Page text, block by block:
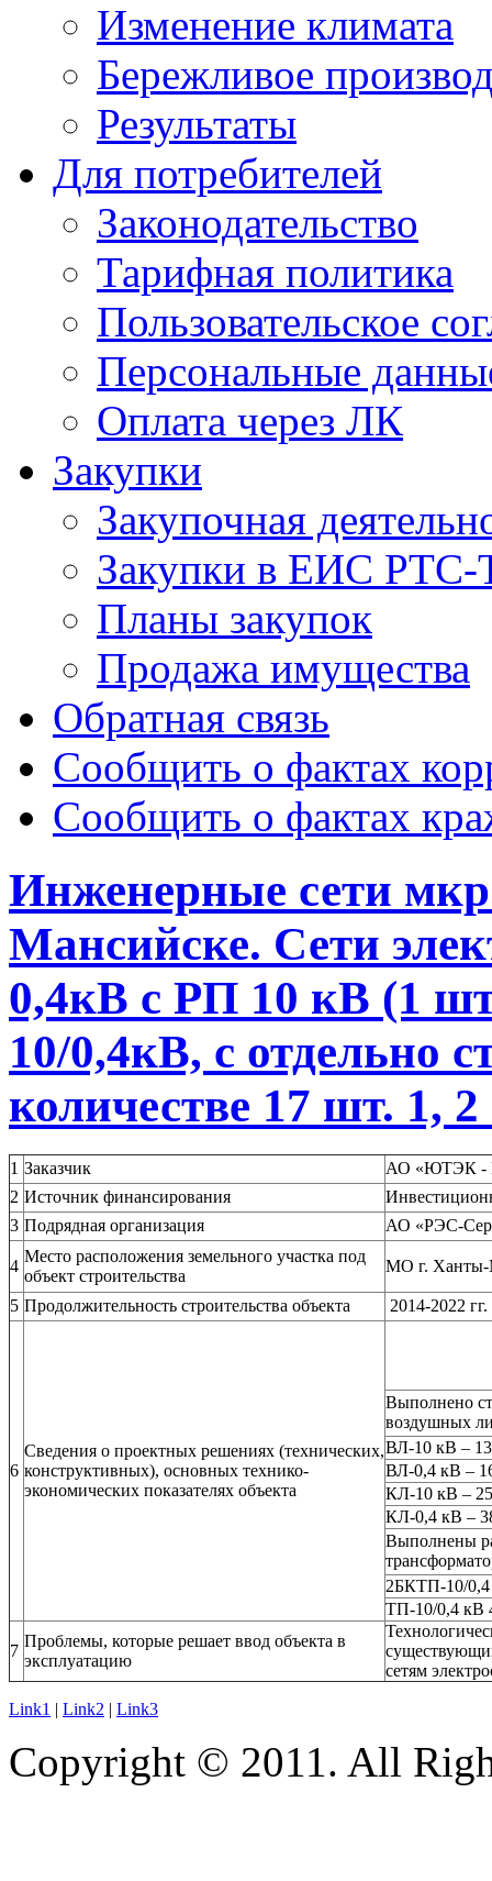
Изменение климата
Бережливое
Результаты
Для потребителей
Законодательство
Тарифная политика
Пользовательское
Персональные
Оплата через ЛК
Закупки
Закупочная
Закупки в ЕИС РТС-
Планы закупок
Продажа имущества
Обратная связь
Сообщить о фактах
Сообщить о фактах
Инженерные сети
Мансийске. Сети
0,4кВ с РП 10 кВ (1
10/0,4кВ, с отдельно
количестве 17 шт. 1, 2
1 Заказчик
АО «ЮТЭК -
2 Источник финансирования
3 Подрядная организация АО «РЭС-
4
Место расположения земельного участка под
объект строительства
МО г. Ханты-
5 Продолжительность строительства объекта 2014-2022 гг.
6
Сведения о проектных решениях (технических,
конструктивных), основных технико-
экономических показателях объекта
Выполнено
воздушных
ВЛ-10 кВ –
ВЛ-0,4 кВ –
КЛ-10 кВ –
КЛ-0,4 кВ –
Выполнены
2БКТП-10/
ТП-10/0,4 кВ
7
Проблемы, которые решает ввод объекта в
эксплуатацию
сетям
Link1 | Link2 | Link3
Copyright © 2011. All